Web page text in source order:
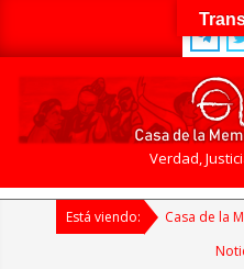
de
Verdad,
Primary
NavigationEstá viendo: Casa de la